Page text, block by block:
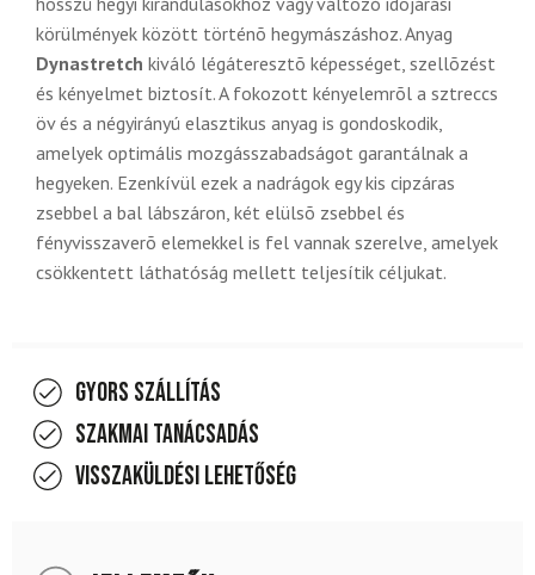
körülmények között történõ hegymászáshoz. Anyag
Dynastretch kiváló légáteresztõ képességet, szellõzést
és kényelmet biztosít. A fokozott kényelemrõl a sztreccs
öv és a négyirányú elasztikus anyag is gondoskodik,
amelyek optimális mozgásszabadságot garantálnak a
hegyeken. Ezenkívül ezek a nadrágok egy kis cipzáras
zsebbel a bal lábszáron, két elülsõ zsebbel és
fényvisszaverõ elemekkel is fel vannak szerelve, amelyek
csökkentett láthatóság mellett teljesítik céljukat.
Gyors szállítás
Szakmai tanácsadás
Visszaküldési lehetőség